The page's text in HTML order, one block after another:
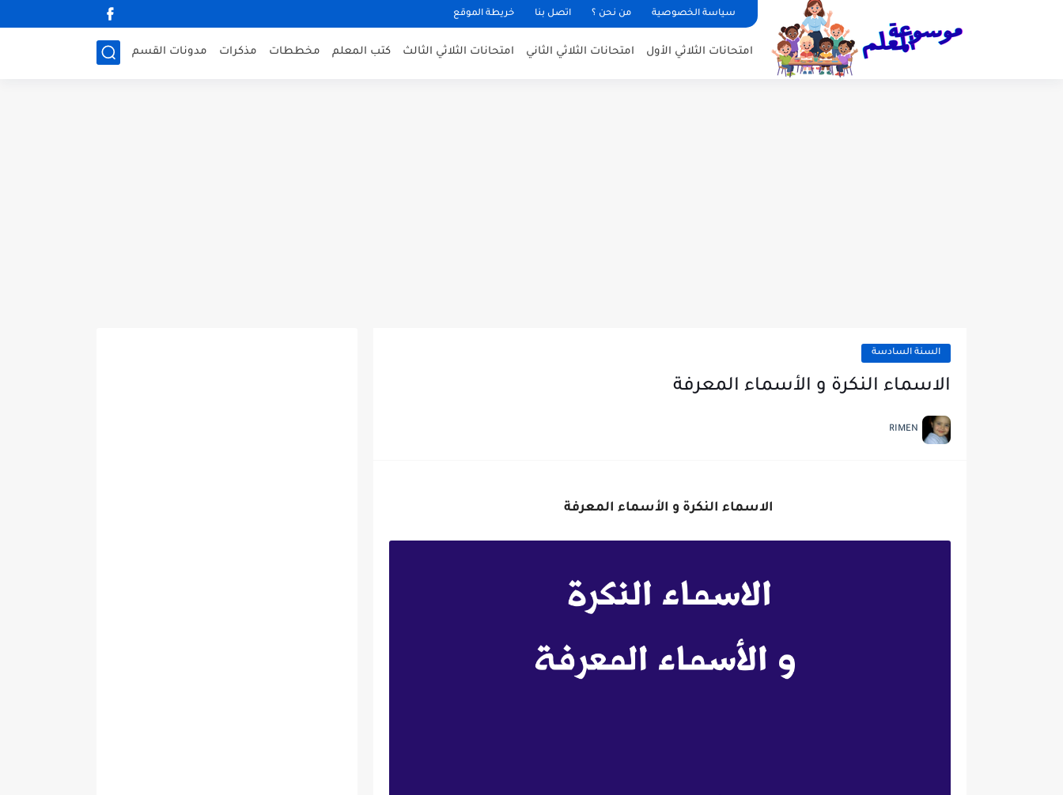
سياسة الخصوصية من نحن ؟ اتصل بنا خريطة الموقع
امتحانات الثلاثي الأول امتحانات الثلاثي الثاني امتحانات الثلاثي الثالث كتب المعلم مخططات مذكرات مدونات القسم
السنة السادسة
الاسماء النكرة و الأسماء المعرفة
RIMEN
الاسماء النكرة و الأسماء المعرفة